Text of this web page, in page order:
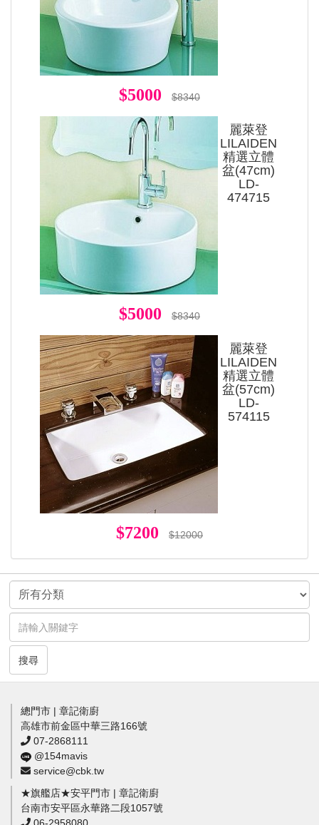
$5000 $8340
麗萊登
LILAIDEN
精選立體
盆(47cm)
LD-
474715
$5000 $8340
麗萊登
LILAIDEN
精選立體
盆(57cm)
LD-
574115
$7200 $12000
搜尋
總門市 | 章記衛廚
高雄市前金區中華三路166號
07-2868111
@154mavis
service@cbk.tw
★旗艦店★安平門市 | 章記衛廚
台南市安平區永華路二段1057號